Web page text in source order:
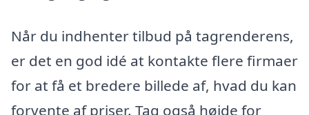
Når du indhenter tilbud på tagrenderens,
er det en god idé at kontakte flere firmaer
for at få et bredere billede af, hvad du kan
forvente af priser. Tag også højde for